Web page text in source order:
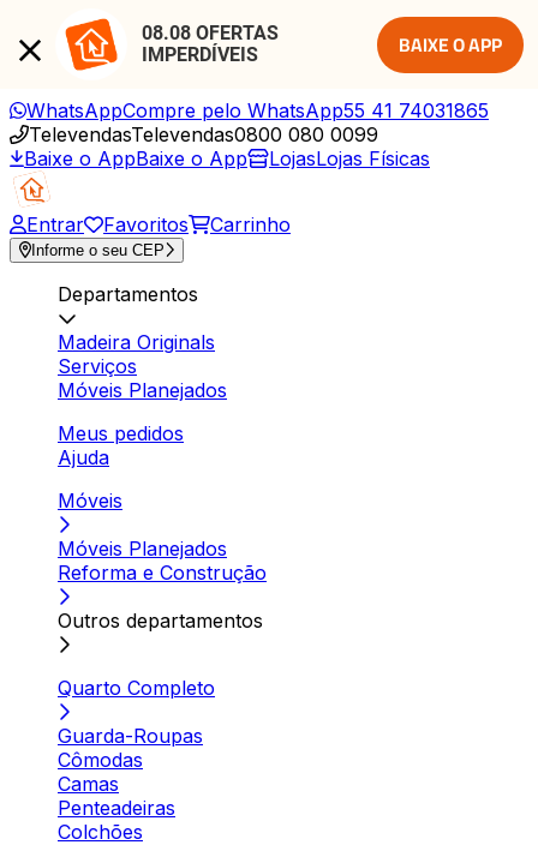
08.08 OFERTAS
IMPERDÍVEIS
BAIXE O APP
WhatsAppCompre pelo WhatsApp55 41 74031865
TelevendasTelevendas0800 080 0099
Baixe o AppBaixe o App LojasLojas Físicas
Entrar Favoritos Carrinho
Informe o seu CEP
Departamentos
Madeira Originals
Serviços
Móveis Planejados
Meus pedidos
Ajuda
Móveis
Móveis Planejados
Reforma e Construção
Outros departamentos
Quarto Completo
Guarda-Roupas
Cômodas
Camas
Penteadeiras
Colchões